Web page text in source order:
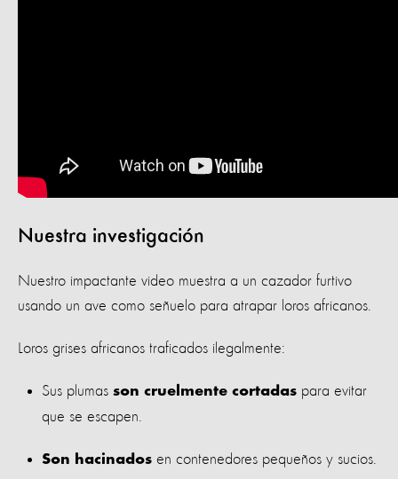
Nuestra investigación
Nuestro impactante video muestra a un cazador furtivo
usando un ave como señuelo para atrapar loros africanos.
Loros grises africanos traficados ilegalmente:
Sus plumas son cruelmente cortadas para evitar
que se escapen.
Son hacinados en contenedores pequeños y sucios.